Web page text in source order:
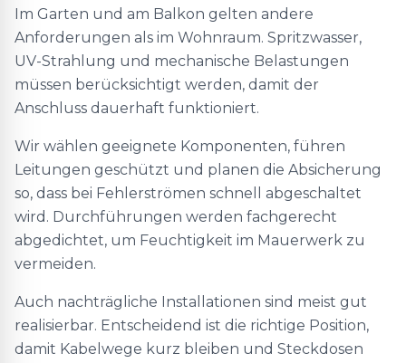
Im Garten und am Balkon gelten andere
Anforderungen als im Wohnraum. Spritzwasser,
UV-Strahlung und mechanische Belastungen
müssen berücksichtigt werden, damit der
Anschluss dauerhaft funktioniert.
Wir wählen geeignete Komponenten, führen
Leitungen geschützt und planen die Absicherung
so, dass bei Fehlerströmen schnell abgeschaltet
wird. Durchführungen werden fachgerecht
abgedichtet, um Feuchtigkeit im Mauerwerk zu
vermeiden.
Auch nachträgliche Installationen sind meist gut
realisierbar. Entscheidend ist die richtige Position,
damit Kabelwege kurz bleiben und Steckdosen